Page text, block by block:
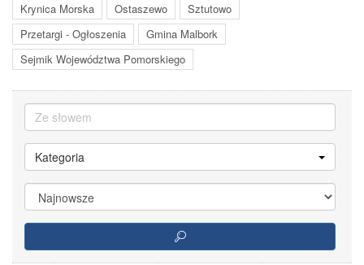
Krynica Morska
Ostaszewo
Sztutowo
Przetargi - Ogłoszenia
Gmina Malbork
Sejmik Województwa Pomorskiego
Kategoria